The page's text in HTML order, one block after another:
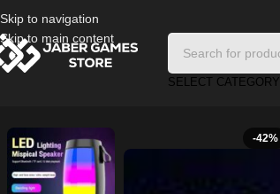
Skip to navigation
Skip to main content
SELECT CATEGORY
Wireless Speaker
-42%